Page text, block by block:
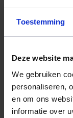
Toestemming
Deze website
We gebruiken
personaliseren,
en om ons
informatie over